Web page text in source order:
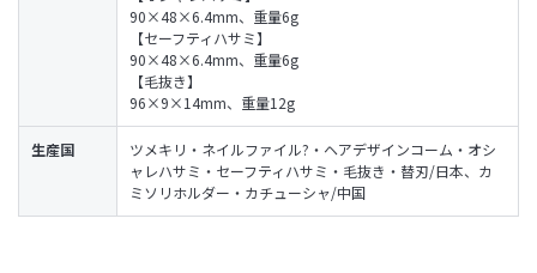
90×48×6.4mm、重量6g
【セーフティハサミ】
90×48×6.4mm、重量6g
【毛抜き】
96×9×14mm、重量12g
生産国
ツメキリ・ネイルファイル?・ヘアデザインコーム・オシ
ャレハサミ・セーフティハサミ・毛抜き・替刃/日本、カ
ミソリホルダー・カチューシャ/中国